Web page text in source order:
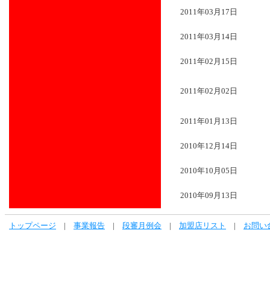
2011年03月17日
2011年03月14日
2011年02月15日
2011年02月02日
2011年01月13日
2010年12月14日
2010年10月05日
2010年09月13日
トップページ 事業報告 段審月例会 加盟店リスト お問い